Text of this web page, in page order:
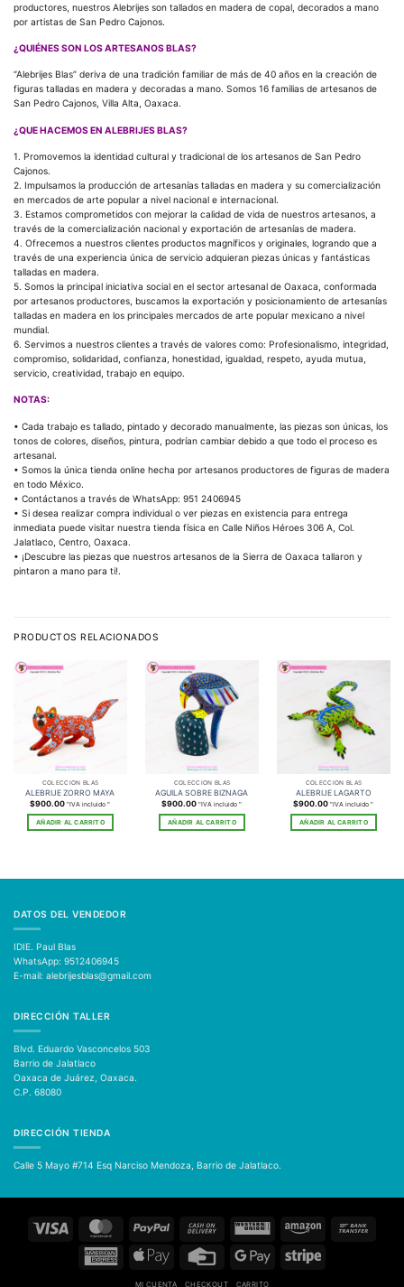
productores, nuestros Alebrijes son tallados en madera de copal, decorados a mano
por artistas de San Pedro Cajonos.
¿QUIÉNES SON LOS ARTESANOS BLAS?
“Alebrijes Blas” deriva de una tradición familiar de más de 40 años en la creación de
figuras talladas en madera y decoradas a mano. Somos 16 familias de artesanos de
San Pedro Cajonos, Villa Alta, Oaxaca.
¿QUE HACEMOS EN ALEBRIJES BLAS?
1. Promovemos la identidad cultural y tradicional de los artesanos de San Pedro
Cajonos.
2. Impulsamos la producción de artesanías talladas en madera y su comercialización
en mercados de arte popular a nivel nacional e internacional.
3. Estamos comprometidos con mejorar la calidad de vida de nuestros artesanos, a
través de la comercialización nacional y exportación de artesanías de madera.
4. Ofrecemos a nuestros clientes productos magníficos y originales, logrando que a
través de una experiencia única de servicio adquieran piezas únicas y fantásticas
talladas en madera.
5. Somos la principal iniciativa social en el sector artesanal de Oaxaca, conformada
por artesanos productores, buscamos la exportación y posicionamiento de artesanías
talladas en madera en los principales mercados de arte popular mexicano a nivel
mundial.
6. Servimos a nuestros clientes a través de valores como: Profesionalismo, integridad,
compromiso, solidaridad, confianza, honestidad, igualdad, respeto, ayuda mutua,
servicio, creatividad, trabajo en equipo.
NOTAS:
• Cada trabajo es tallado, pintado y decorado manualmente, las piezas son únicas, los
tonos de colores, diseños, pintura, podrían cambiar debido a que todo el proceso es
artesanal.
• Somos la única tienda online hecha por artesanos productores de figuras de madera
en todo México.
• Contáctanos a través de WhatsApp: 951 2406945
• Si desea realizar compra individual o ver piezas en existencia para entrega
inmediata puede visitar nuestra tienda física en Calle Niños Héroes 306 A, Col.
Jalatlaco, Centro, Oaxaca.
• ¡Descubre las piezas que nuestros artesanos de la Sierra de Oaxaca tallaron y
pintaron a mano para ti!.
PRODUCTOS RELACIONADOS
COLECCIÓN BLAS
ALEBRIJE ZORRO MAYA
$900.00 "IVA incluido "
AÑADIR AL CARRITO
COLECCIÓN BLAS
AGUILA SOBRE BIZNAGA
$900.00 "IVA incluido "
AÑADIR AL CARRITO
COLECCIÓN BLAS
ALEBRIJE LAGARTO
$900.00 "IVA incluido "
AÑADIR AL CARRITO
DATOS DEL VENDEDOR
IDIE. Paul Blas
WhatsApp: 9512406945
E-mail: alebrijesblas@gmail.com
DIRECCIÓN TALLER
Blvd. Eduardo Vasconcelos 503
Barrio de Jalatlaco
Oaxaca de Juárez, Oaxaca.
C.P. 68080
DIRECCIÓN TIENDA
Calle 5 Mayo #714 Esq Narciso Mendoza, Barrio de Jalatlaco.
MasterCard PayPal
Cash
Delivery
Western
Union
Amazon
American
Express
Apple
Credit
Google
Stripe
MI CUENTA CHECKOUT CARRITO